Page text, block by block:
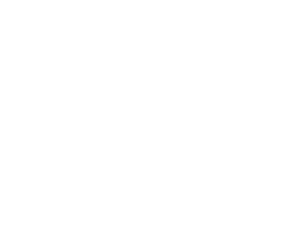
随着游戏行业的发展，
化的操作方式，并开创
上一篇 : 今年会jinnianhui 少
下一篇 : 今年会jinnianhui：